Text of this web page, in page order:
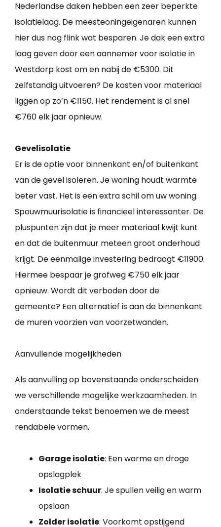
Nederlandse daken hebben een zeer beperkte
isolatielaag. De meesteoningeigenaren kunnen
hier dus nog flink wat besparen. Je dak een extra
laag geven door een aannemer voor isolatie in
Westdorp kost om en nabij de €5300. Dit
zelfstandig uitvoeren? De kosten voor materiaal
liggen op zo’n €1150. Het rendement is al snel
€760 elk jaar opnieuw.
Gevelisolatie
Er is de optie voor binnenkant en/of buitenkant
van de gevel isoleren. Je woning houdt warmte
beter vast. Het is een extra schil om uw woning.
Spouwmuurisolatie is financieel interessanter. De
pluspunten zijn dat je meer materiaal kwijt kunt
en dat de buitenmuur meteen groot onderhoud
krijgt. De eenmalige investering bedraagt €11900.
Hiermee bespaar je grofweg €750 elk jaar
opnieuw. Wordt dit verboden door de
gemeente? Een alternatief is aan de binnenkant
de muren voorzien van voorzetwanden.
Aanvullende mogelijkheden
Als aanvulling op bovenstaande onderscheiden
we verschillende mogelijke werkzaamheden. In
onderstaande tekst benoemen we de meest
rendabele vormen.
Garage isolatie: Een warme en droge
opslagplek
Isolatie schuur: Je spullen veilig en warm
opslaan
Zolder isolatie: Voorkomt opstijgend